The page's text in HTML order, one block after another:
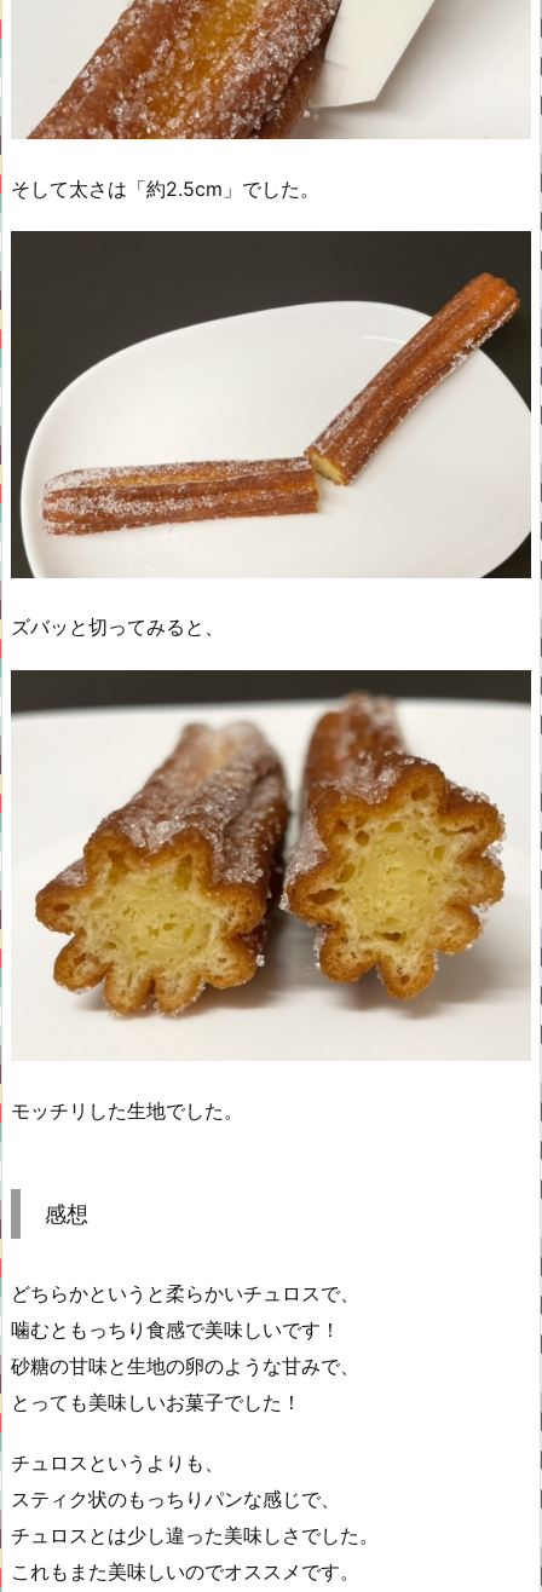
そして太さは「約2.5cm」でした。
ズバッと切ってみると、
モッチリした生地でした。
感想
どちらかというと柔らかいチュロスで、
噛むともっちり食感で美味しいです！
砂糖の甘味と生地の卵のような甘みで、
とっても美味しいお菓子でした！
チュロスというよりも、
スティク状のもっちりパンな感じで、
チュロスとは少し違った美味しさでした。
これもまた美味しいのでオススメです。